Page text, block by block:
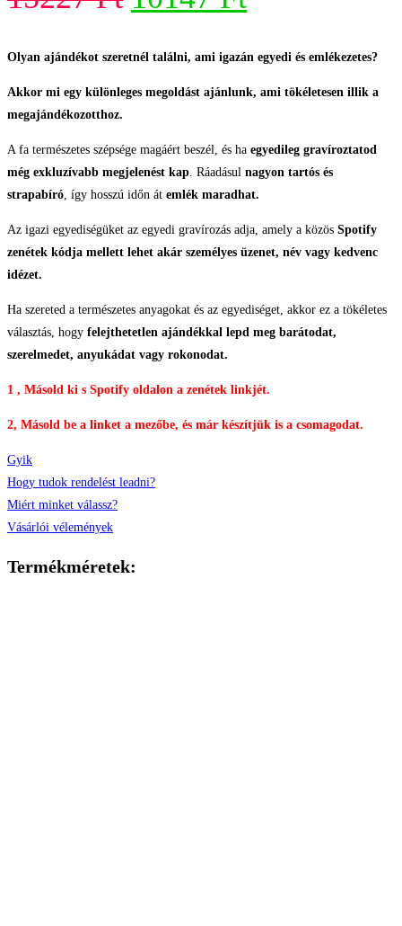
was:
15227 Ft.
is:
10147 Ft.
Olyan ajándékot szeretnél találni, ami igazán egyedi és emlékezetes?
Akkor mi egy különleges megoldást ajánlunk, ami tökéletesen illik a
megajándékozotthoz.
A fa természetes szépsége magáért beszél, és ha egyedileg gravíroztatod
még exkluzívabb megjelenést kap. Ráadásul nagyon tartós és
strapabíró, így hosszú időn át emlék maradhat.
Az igazi egyediségüket az egyedi gravírozás adja, amely a közös Spotify
zenétek kódja mellett lehet akár személyes üzenet, név vagy kedvenc
idézet.
Ha szereted a természetes anyagokat és az egyediséget, akkor ez a tökéletes
választás, hogy felejthetetlen ajándékkal lepd meg barátodat,
szerelmedet, anyukádat vagy rokonodat.
1 , Másold ki s Spotify oldalon a zenétek linkjét.
2, Másold be a linket a mezőbe, és már készítjük is a csomagodat.
Gyik
Hogy tudok rendelést leadni?
Miért minket válassz?
Vásárlói vélemények
Termékméretek: